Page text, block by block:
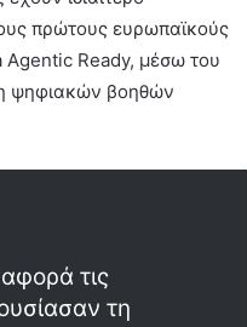
πρώτους ευρωπαϊκούς
Agentic Ready, μέσω του
ψηφιακών βοηθών
τις
τη